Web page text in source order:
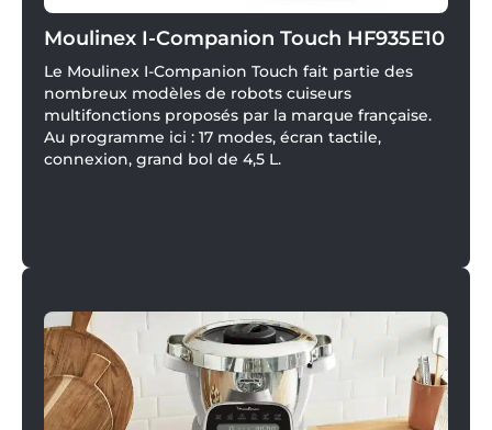
Moulinex I-Companion Touch HF935E10
Le Moulinex I-Companion Touch fait partie des
nombreux modèles de robots cuiseurs
multifonctions proposés par la marque française.
Au programme ici : 17 modes, écran tactile,
connexion, grand bol de 4,5 L.